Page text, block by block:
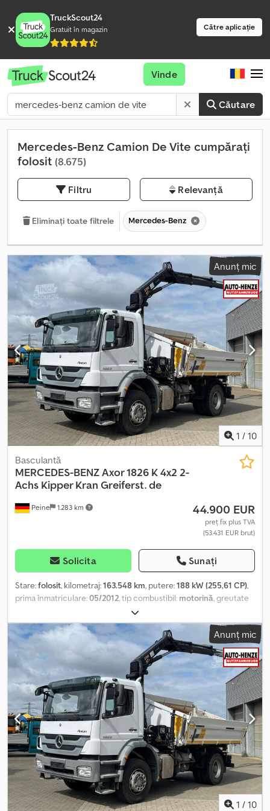
TruckScout24
Gratuit în magazin Către aplicație
Căutare
Vinde
Mercedes-Benz Camion De Vite cumpărați
folosit (8.675)
Filtru Relevanță
Eliminați toate filtrele Mercedes-Benz
Anunț mic
1 / 10
Peine 1.283 km
Basculantă
MERCEDES-BENZAxor 1826 K 4x2 2-
Achs Kipper Kran Greiferst. de
44.900 EUR
preț fix plus TVA
(53.431 EUR brut)
Solicita Sunați
Stare:folosit, kilometraj:163.548 km, putere:188 kW (255,61 CP),
prima înmatriculare:05/2012, tip combustibil: motorină, greutate
, configurație ax:2 axe
angrenaj:mecanic, clasă de emisii:Euro 5, volumul spațiului de
încărcare:
5 m³ , lungimea spațiului de încărcare: 4.000 mm,
lățimea spațiului de încărcare:
2.420 mm, înălțime spațiu de
încărcare:
600 mm , Dotări: ABS, aer condiționat, macara, *
Parasolar * ABS * ASR * Calculator de bord * Regulator de viteză *
Geamuri electrice * Oglinzi reglabile electric * Încălzire oglinzi *
Trapă * Lunetă * Scaun șofer cu suport lombar * Încălzire scaun *
Blocare diferențial – punte spate * Bara de protecție din oțel *
Uscător de aer * Conexiune cu două conducte pentru aer *
Protecție inferioară rabatabilă * Sistem automat de pornire/oprire
a motorului * Evacuare amplasată în spatele cabinei * Cârlig de
remorcare * Axa AP * 9 trepte de viteză * Suspensie: cu arcuri
lamelare * Capacitate de încărcare: 8370 kg * Frână de
staționare: frână motor ----Echipare specială: Macara: Hiab XS 099
BS-2 Duo, pliabilă, extensie hidraulică dublă, comandă
Anunț mic
1 / 10